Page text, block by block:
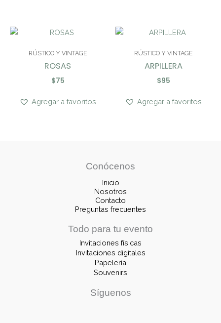
RÚSTICO Y VINTAGE
ROSAS
$75
Agregar a favoritos
RÚSTICO Y VINTAGE
ARPILLERA
$95
Agregar a favoritos
Conócenos
Inicio
Nosotros
Contacto
Preguntas frecuentes
Todo para tu evento
Invitaciones físicas
Invitaciones digitales
Papelería
Souvenirs
Síguenos